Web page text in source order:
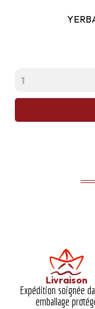
Livraison
Expédition soignée
emballage